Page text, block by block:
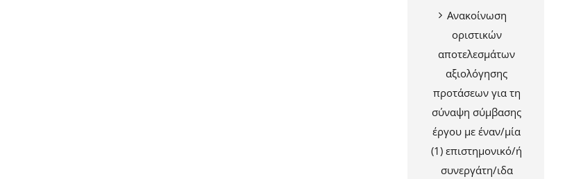
Ανακοίνωση
οριστικών
αποτελεσμάτων
αξιολόγησης
προτάσεων για τη
σύναψη σύμβασης
έργου με έναν/μία
(1) επιστημονικό/ή
συνεργάτη/ιδα